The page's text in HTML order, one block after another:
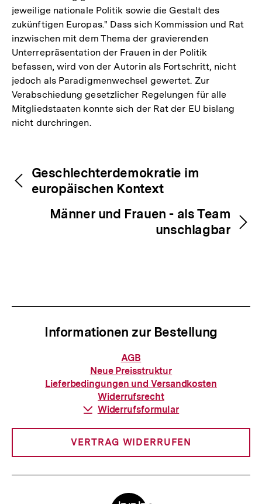
jeweilige nationale Politik sowie die Gestalt des
zukünftigen Europas." Dass sich Kommission und Rat
inzwischen mit dem Thema der gravierenden
Unterrepräsentation der Frauen in der Politik
befassen, wird von der Autorin als Fortschritt, nicht
jedoch als Paradigmenwechsel gewertet. Zur
Verabschiedung gesetzlicher Regelungen für alle
Mitgliedstaaten konnte sich der Rat der EU bislang
nicht durchringen.
Inhaltsnavigation
Inhaltsnavigation
Geschlechterdemokratie im
europäischen Kontext
Männer und Frauen - als Team
unschlagbar
Informationen zur Bestellung
Informationen
zur
Bestellung
AGB
Neue Preisstruktur
Lieferbedingungen und Versandkosten
Widerrufsrecht
Download-
Widerrufsformular
VERTRAG WIDERRUFEN